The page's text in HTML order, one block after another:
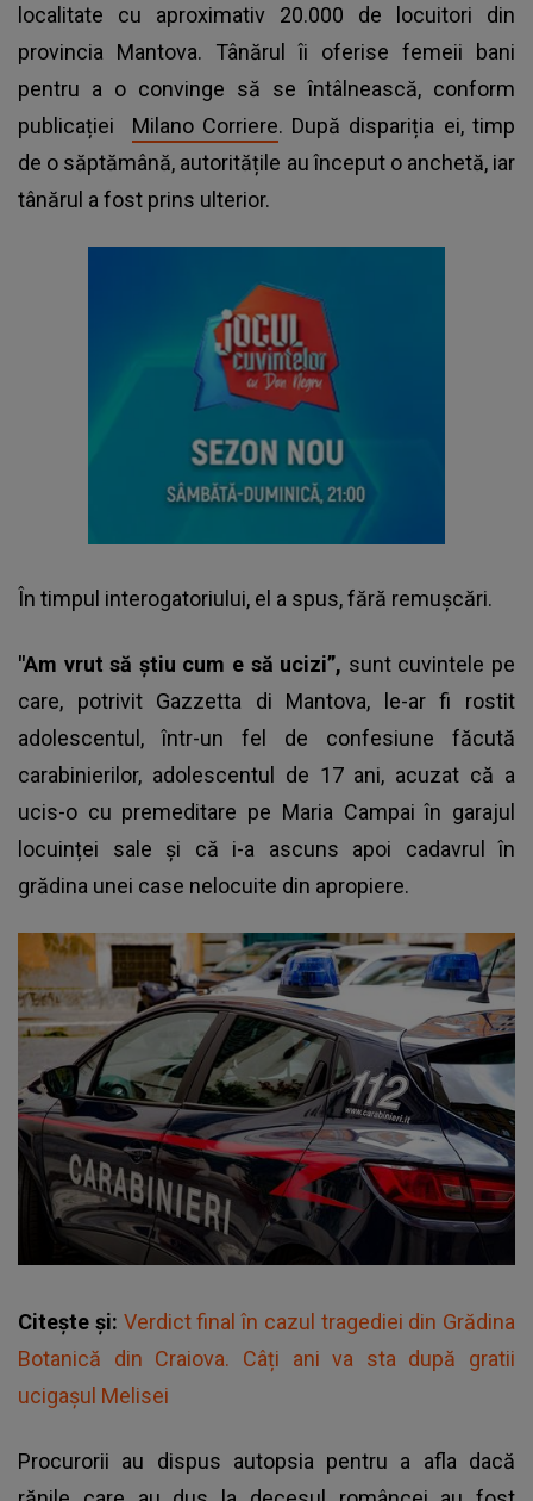
localitate cu aproximativ 20.000 de locuitori din
provincia Mantova. Tânărul îi oferise femeii bani
pentru a o convinge să se întâlnească, conform
publicației Milano Corriere. După dispariția ei, timp
de o săptămână, autoritățile au început o anchetă, iar
tânărul a fost prins ulterior.
În timpul interogatoriului, el a spus, fără remușcări.
"Am vrut să știu cum e să ucizi”, sunt cuvintele pe
care, potrivit Gazzetta di Mantova, le-ar fi rostit
adolescentul, într-un fel de confesiune făcută
carabinierilor, adolescentul de 17 ani, acuzat că a
ucis-o cu premeditare pe Maria Campai în garajul
locuinței sale și că i-a ascuns apoi cadavrul în
grădina unei case nelocuite din apropiere.
Citește și: Verdict final în cazul tragediei din Grădina
Botanică din Craiova. Câți ani va sta după gratii
ucigașul Melisei
Procurorii au dispus autopsia pentru a afla dacă